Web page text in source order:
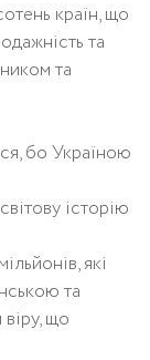
країн, що
та
та
бо Україною
історію
які
та
що